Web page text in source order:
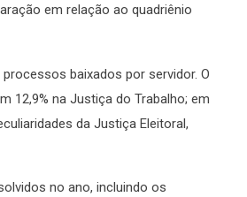
em relação ao quadriênio
baixados por servidor. O
12,9% na Justiça do Trabalho; em
da Justiça Eleitoral,
no ano, incluindo os